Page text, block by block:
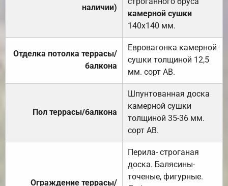
наличии)
камерной сушки
140х140 мм.
Отделка потолка террасы/
балкона
Евровагонка камерной
сушки толщиной 12,5
мм. сорт АВ.
Пол террасы/балкона
Шпунтованная доска
камерной сушки
толщиной 35-36 мм.
сорт АВ.
Ограждение террасы/
Перила- строганая
доска. Балясины-
точеные, фигурные.